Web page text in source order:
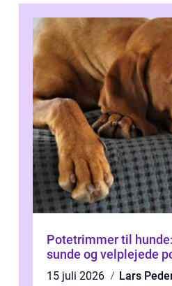
Potetrimmer til
sunde og velplejede
15 juli 2026
Lars